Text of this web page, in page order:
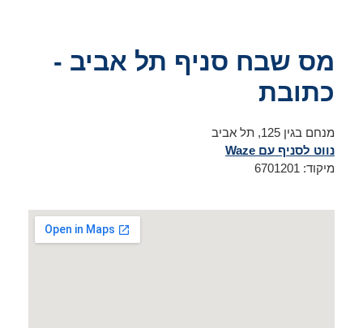
מס שבח סניף תל אביב -
כתובת
מנחם בגין 125, תל אביב
נווט לסניף עם Waze
מיקוד: 6701201